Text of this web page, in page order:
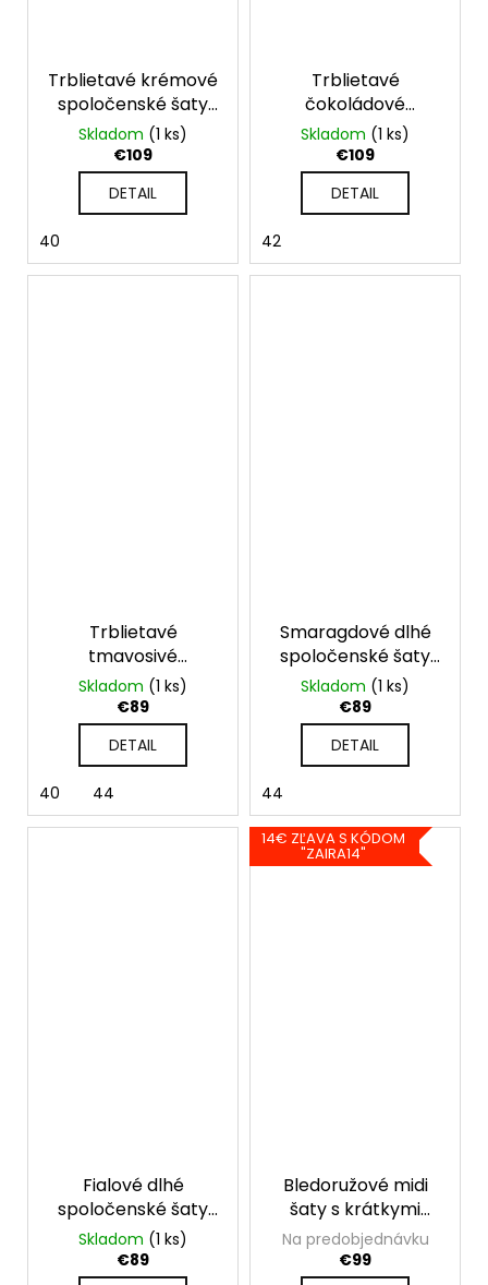
Trblietavé krémové
spoločenské šaty
pre moletky s
rukávmi
Skladom (1 ks)
€109
DETAIL
40
Trblietavé
čokoládové
spoločenské šaty
pre moletky s
rukávmi
Skladom (1 ks)
€109
DETAIL
42
Trblietavé
tmavosivé
spoločenské šaty
pre moletky
Skladom (1 ks)
€89
DETAIL
40 44
Smaragdové dlhé
spoločenské šaty
pre moletky
Skladom (1 ks)
€89
DETAIL
44
Fialové dlhé
spoločenské šaty
pre moletky
Skladom (1 ks)
€89
14€ ZĽAVA S KÓDOM
"ZAIRA14"
Bledoružové midi
šaty s krátkymi
rukávmi
Na predobjednávku
€99